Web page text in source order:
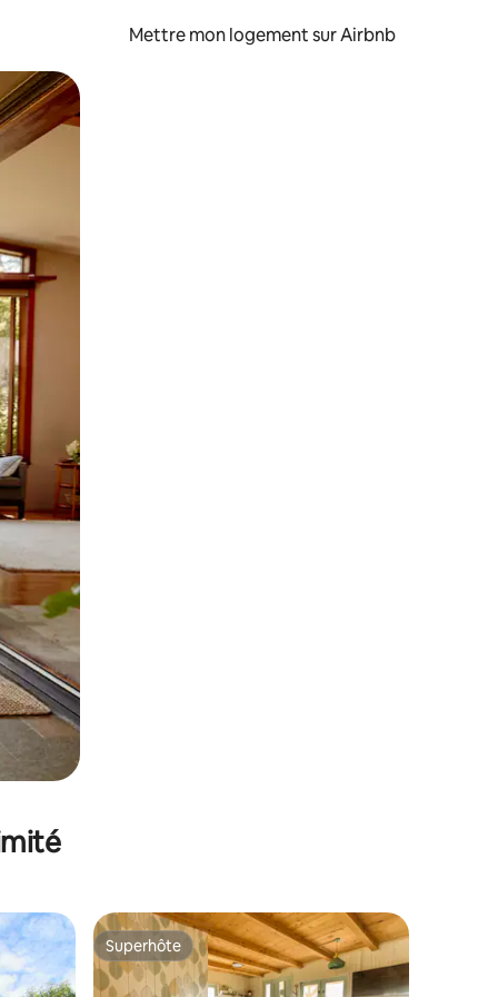
Mettre mon logement sur Airbnb
glisser.
appréciés Superhôte
Superhôte